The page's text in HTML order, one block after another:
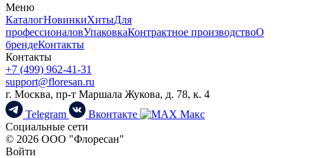
Меню
КаталогНовинкиХитыДля
профессионаловУпаковкаКонтрактное производствоО
брендеКонтакты
Контакты
+7 (499) 962-41-31
support@floresan.ru
г. Москва, пр-т Маршала Жукова, д. 78, к. 4
Telegram
Вконтакте
Макс
Социальные сети
© 2026 ООО "Флоресан"
Войти